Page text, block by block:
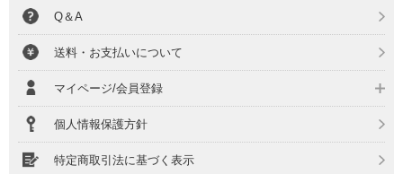
Q＆A
送料・お支払いについて
マイページ/会員登録
個人情報保護方針
特定商取引法に基づく表示